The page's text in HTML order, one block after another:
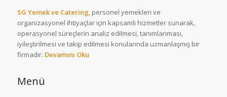
SG Yemek ve Catering , personel yemekleri ve
organizasyonel ihtiyaçlar için kapsamlı hizmetler sunarak,
operasyonel süreçlerin analiz edilmesi, tanımlanması,
iyileştirilmesi ve takip edilmesi konularında uzmanlaşmış bir
firmadır. Devamını Oku
Menü